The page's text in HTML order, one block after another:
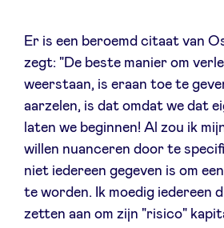
Er is een beroemd citaat van
zegt: "De beste manier om
weerstaan, is eraan toe te
aarzelen, is dat omdat we dat
laten we beginnen! Al zou ik
willen nuanceren door te
niet iedereen gegeven is om
te worden. Ik moedig iedereen
zetten aan om zijn "risico"